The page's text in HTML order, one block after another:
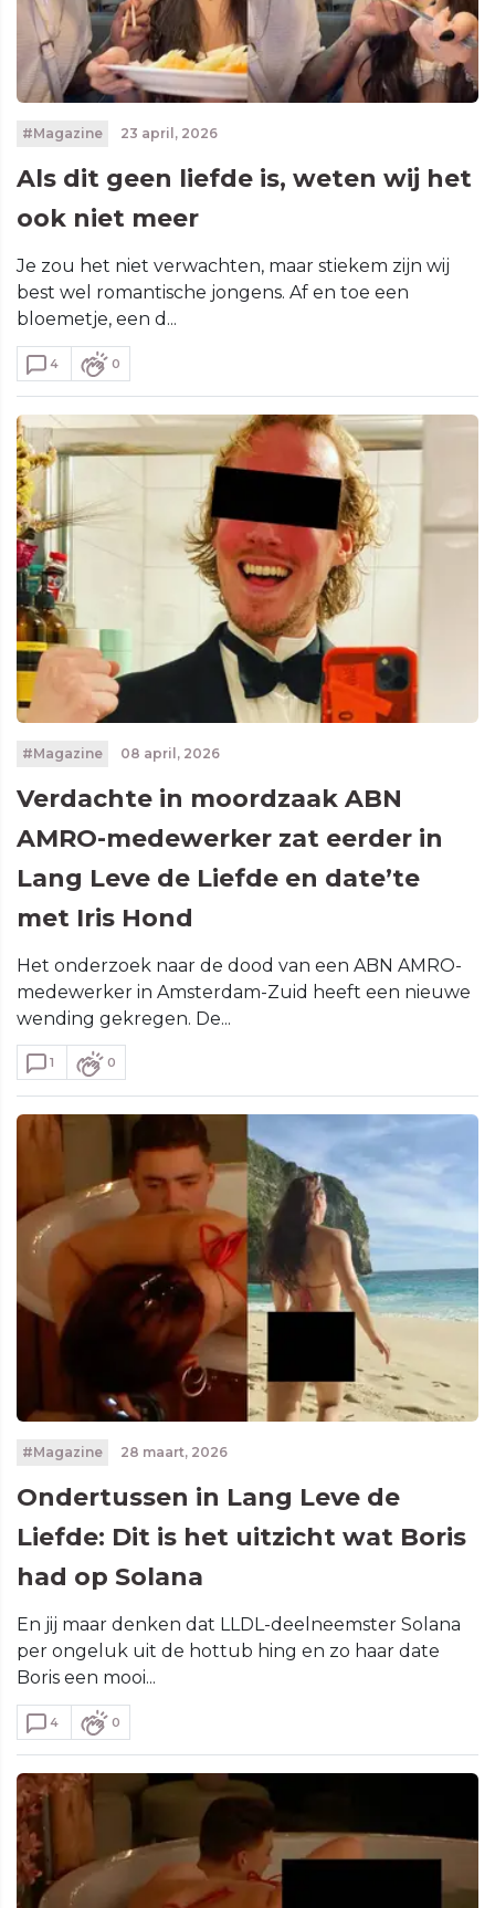
#Magazine 23 april, 2026
Als dit geen liefde is, weten wij het
ook niet meer
Je zou het niet verwachten, maar stiekem zijn wij
best wel romantische jongens. Af en toe een
bloemetje, een d...
4 0
#Magazine 08 april, 2026
Verdachte in moordzaak ABN
AMRO-medewerker zat eerder in
Lang Leve de Liefde en date’te
met Iris Hond
Het onderzoek naar de dood van een ABN AMRO-
medewerker in Amsterdam-Zuid heeft een nieuwe
wending gekregen. De...
1 0
#Magazine 28 maart, 2026
Ondertussen in Lang Leve de
Liefde: Dit is het uitzicht wat Boris
had op Solana
En jij maar denken dat LLDL-deelneemster Solana
per ongeluk uit de hottub hing en zo haar date
Boris een mooi...
4 0